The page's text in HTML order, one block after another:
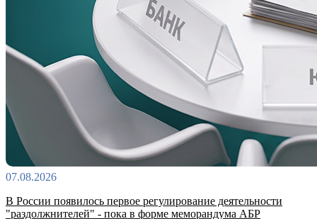
07.08.2026
В России появилось первое регулирование деятельности
"раздолжнителей" - пока в форме меморандума АБР